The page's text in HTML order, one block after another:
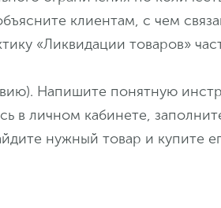
клиентам, с чем
«Ликвидации товаров»
Напишите понятную
в личном кабинете,
нужный товар и купите